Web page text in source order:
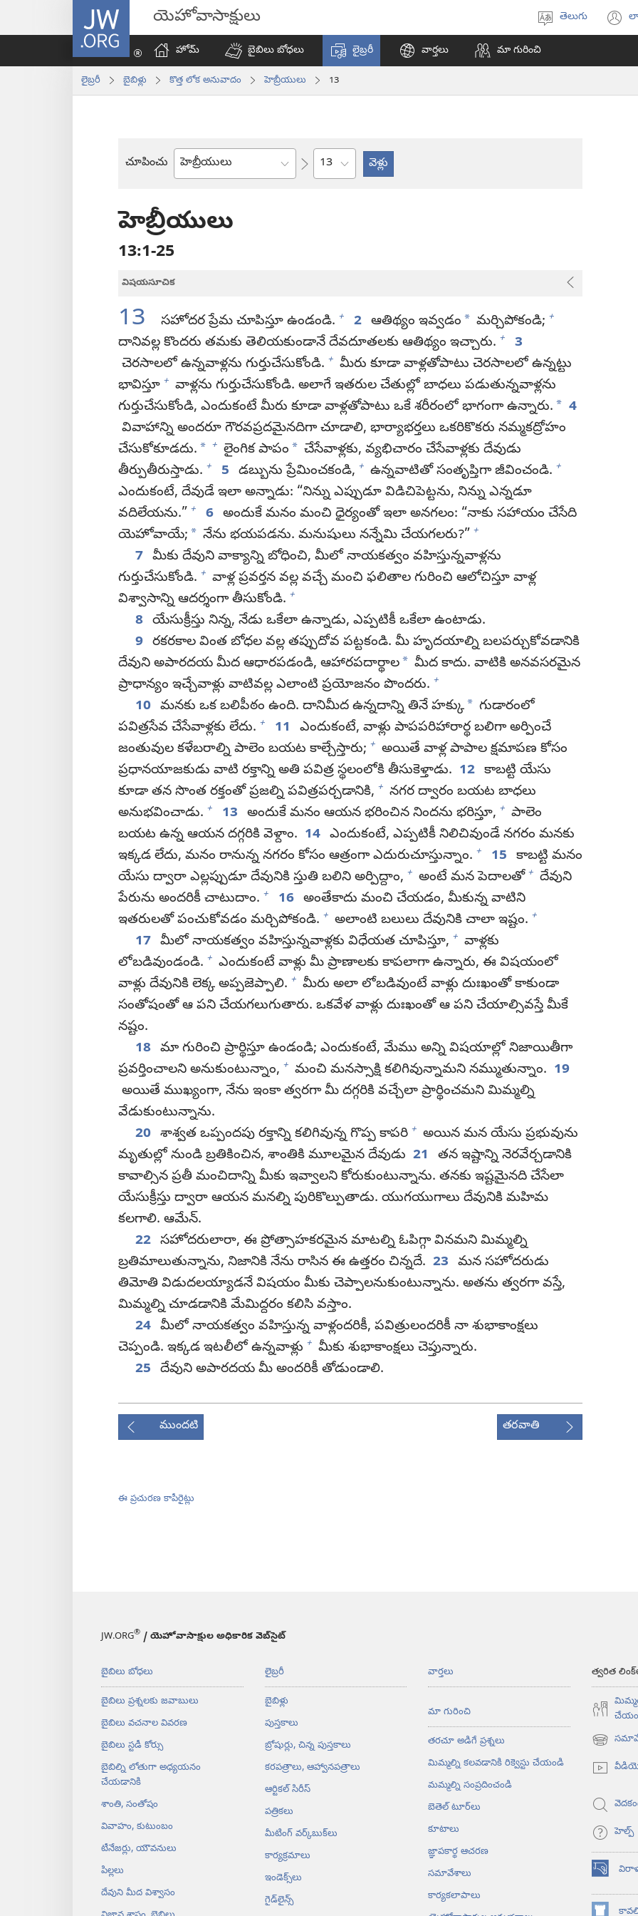
JW.ORG యెహోవాసాక్షులు
ఎంచుకోండి
తెలుగు
హోమ్‌
బైబిలు బోధలు లైబ్రరీ వార్తలు మా గురించి
లైబ్రరీ బైబిళ్లు కొత్త లోక అనువాదం హెబ్రీయులు 13
చూపించు
బైబిలు
అధ్యాయం
హెబ్రీయులు
13:1-25
విషయసూచిక
13 సహోదర ప్రేమ చూపిస్తూ ఉండండి. + 2 ఆతిథ్యం ఇవ్వడం * మర్చిపోకండి; +
దానివల్ల కొందరు తమకు తెలియకుండానే దేవదూతలకు ఆతిథ్యం ఇచ్చారు. +
3
చెరసాలలో ఉన్నవాళ్లను గుర్తుచేసుకోండి. + మీరు కూడా వాళ్లతోపాటు చెరసాలలో ఉన్నట్టు
భావిస్తూ + వాళ్లను గుర్తుచేసుకోండి. అలాగే ఇతరుల చేతుల్లో బాధలు పడుతున్నవాళ్లను
గుర్తుచేసుకోండి, ఎందుకంటే మీరు కూడా వాళ్లతోపాటు ఒకే శరీరంలో భాగంగా ఉన్నారు. * 4
వివాహాన్ని అందరూ గౌరవప్రదమైనదిగా చూడాలి, భార్యాభర్తలు ఒకరికొకరు నమ్మకద్రోహం
చేసుకోకూడదు. * + లైంగిక పాపం * చేసేవాళ్లకు, వ్యభిచారం చేసేవాళ్లకు దేవుడు
తీర్పుతీరుస్తాడు. + 5 డబ్బును ప్రేమించకండి, + ఉన్నవాటితో సంతృప్తిగా జీవించండి. +
ఎందుకంటే, దేవుడే ఇలా అన్నాడు: “నిన్ను ఎప్పుడూ విడిచిపెట్టను, నిన్ను ఎన్నడూ
వదిలేయను.” + 6 అందుకే మనం మంచి ధైర్యంతో ఇలా అనగలం: “నాకు సహాయం చేసేది
యెహోవాయే; * నేను భయపడను. మనుషులు నన్నేమి చేయగలరు?” +
7 మీకు దేవుని వాక్యాన్ని బోధించి, మీలో నాయకత్వం వహిస్తున్నవాళ్లను
గుర్తుచేసుకోండి. + వాళ్ల ప్రవర్తన వల్ల వచ్చే మంచి ఫలితాల గురించి ఆలోచిస్తూ వాళ్ల
విశ్వాసాన్ని ఆదర్శంగా తీసుకోండి. +
8 యేసుక్రీస్తు నిన్న, నేడు ఒకేలా ఉన్నాడు, ఎప్పటికీ ఒకేలా ఉంటాడు.
9 రకరకాల వింత బోధల వల్ల తప్పుదోవ పట్టకండి. మీ హృదయాల్ని బలపర్చుకోవడానికి
దేవుని అపారదయ మీద ఆధారపడండి, ఆహారపదార్థాల* మీద కాదు. వాటికి అనవసరమైన
ప్రాధాన్యం ఇచ్చేవాళ్లు వాటివల్ల ఎలాంటి ప్రయోజనం పొందరు. +
10 మనకు ఒక బలిపీఠం ఉంది. దానిమీద ఉన్నదాన్ని తినే హక్కు* గుడారంలో
పవిత్రసేవ చేసేవాళ్లకు లేదు. + 11
ఎందుకంటే, వాళ్లు పాపపరిహారార్థ బలిగా అర్పించే
జంతువుల కళేబరాల్ని పాలెం బయట కాల్చేస్తారు; + అయితే వాళ్ల పాపాల క్షమాపణ కోసం
ప్రధానయాజకుడు వాటి రక్తాన్ని అతి పవిత్ర స్థలంలోకి తీసుకెళ్తాడు. 12 కాబట్టి యేసు
కూడా తన సొంత రక్తంతో ప్రజల్ని పవిత్రపర్చడానికి, + నగర ద్వారం బయట బాధలు
అనుభవించాడు. + 13 అందుకే మనం ఆయన భరించిన నిందను భరిస్తూ, + పాలెం
బయట ఉన్న ఆయన దగ్గరికి వెళ్దాం. 14 ఎందుకంటే, ఎప్పటికీ నిలిచివుండే నగరం మనకు
ఇక్కడ లేదు, మనం రానున్న నగరం కోసం ఆత్రంగా ఎదురుచూస్తున్నాం. + 15 కాబట్టి మనం
యేసు ద్వారా ఎల్లప్పుడూ దేవునికి స్తుతి బలిని అర్పిద్దాం, + అంటే మన పెదాలతో + దేవుని
పేరును అందరికీ చాటుదాం. + 16 అంతేకాదు మంచి చేయడం, మీకున్న వాటిని
ఇతరులతో పంచుకోవడం మర్చిపోకండి. + అలాంటి బలులు దేవునికి చాలా ఇష్టం. +
17 మీలో నాయకత్వం వహిస్తున్నవాళ్లకు విధేయత చూపిస్తూ, + వాళ్లకు
లోబడివుండండి. + ఎందుకంటే వాళ్లు మీ ప్రాణాలకు కాపలాగా ఉన్నారు, ఈ విషయంలో
వాళ్లు దేవునికి లెక్క అప్పజెప్పాలి. + మీరు అలా లోబడివుంటే వాళ్లు దుఃఖంతో కాకుండా
సంతోషంతో ఆ పని చేయగలుగుతారు. ఒకవేళ వాళ్లు దుఃఖంతో ఆ పని చేయాల్సివస్తే మీకే
నష్టం.
18 మా గురించి ప్రార్థిస్తూ ఉండండి; ఎందుకంటే, మేము అన్ని విషయాల్లో నిజాయితీగా
ప్రవర్తించాలని అనుకుంటున్నాం, + మంచి మనస్సాక్షి కలిగివున్నామని నమ్ముతున్నాం. 19
అయితే ముఖ్యంగా, నేను ఇంకా త్వరగా మీ దగ్గరికి వచ్చేలా ప్రార్థించమని మిమ్మల్ని
వేడుకుంటున్నాను.
20 శాశ్వత ఒప్పందపు రక్తాన్ని కలిగివున్న గొప్ప కాపరి + అయిన మన యేసు ప్రభువును
మృతుల్లో నుండి బ్రతికించిన, శాంతికి మూలమైన దేవుడు 21
తన ఇష్టాన్ని నెరవేర్చడానికి
కావాల్సిన ప్రతీ మంచిదాన్ని మీకు ఇవ్వాలని కోరుకుంటున్నాను. తనకు ఇష్టమైనది చేసేలా
యేసుక్రీస్తు ద్వారా ఆయన మనల్ని పురికొల్పుతాడు. యుగయుగాలు దేవునికి మహిమ
కలగాలి. ఆమేన్‌.
22 సహోదరులారా, ఈ ప్రోత్సాహకరమైన మాటల్ని ఓపిగ్గా వినమని మిమ్మల్ని
బ్రతిమాలుతున్నాను, నిజానికి నేను రాసిన ఈ ఉత్తరం చిన్నదే. 23 మన సహోదరుడు
తిమోతి విడుదలయ్యాడనే విషయం మీకు చెప్పాలనుకుంటున్నాను. అతను త్వరగా వస్తే,
మిమ్మల్ని చూడడానికి మేమిద్దరం కలిసి వస్తాం.
24 మీలో నాయకత్వం వహిస్తున్న వాళ్లందరికీ, పవిత్రులందరికీ నా శుభాకాంక్షలు
చెప్పండి. ఇక్కడ ఇటలీలో ఉన్నవాళ్లు + మీకు శుభాకాంక్షలు చెప్తున్నారు.
25 దేవుని అపారదయ మీ అందరికీ తోడుండాలి.
ముందటి తరవాతి
ఈ ప్రచురణ కాపీరైట్లు
JW.ORG® / యెహోవాసాక్షుల అధికారిక వెబ్‌సైట్‌
బైబిలు బోధలు
బైబిలు ప్రశ్నలకు జవాబులు
బైబిలు వచనాల వివరణ
బైబిలు స్టడీ కోర్సు
బైబిల్ని లోతుగా అధ్యయనం
చేయడానికి
శాంతి, సంతోషం
వివాహం, కుటుంబం
టీనేజర్లు, యౌవనులు
పిల్లలు
దేవుని మీద విశ్వాసం
లైబ్రరీ
బైబిళ్లు
పుస్తకాలు
బ్రోషుర్లు, చిన్న పుస్తకాలు
కరపత్రాలు, ఆహ్వానపత్రాలు
ఆర్టికల్‌ సిరీస్‌
పత్రికలు
మీటింగ్‌ వర్క్‌బుక్‌లు
కార్యక్రమాలు
ఇండెక్స్‌లు
గైడ్‌లైన్స్‌
వార్తలు
మా గురించి
తరచూ అడిగే ప్రశ్నలు
మిమ్మల్ని కలవడానికి రిక్వెస్టు చేయండి
మమ్మల్ని సంప్రదించండి
బెతెల్‌ టూర్‌లు
కూటాలు
జ్ఞాపకార్థ ఆచరణ
సమావేశాలు
కార్యకలాపాలు
త్వరిత
(కొత్త
విండో
ఓపెన్‌
హెల్ప్‌
(కొత్త
విండో
ఓపెన్‌